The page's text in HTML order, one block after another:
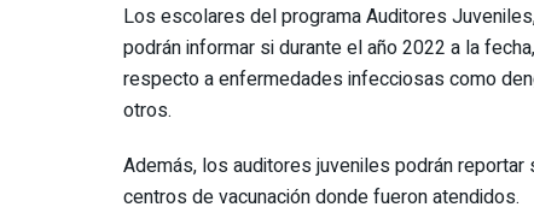
Los escolares del programa Auditores
podrán informar si durante el año 2022 a la
respecto a enfermedades infecciosas como
otros.
Además, los auditores juveniles podrán
centros de vacunación donde fueron atendidos.